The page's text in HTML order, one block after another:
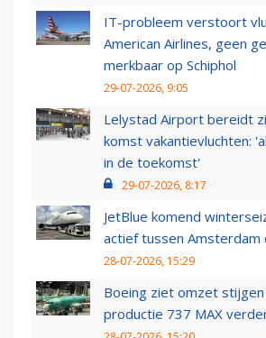
IT-probleem verstoort
American Airlines, geen
merkbaar op Schiphol
29-07-2026, 9:05
Lelystad Airport bereidt
komst vakantievluchten:
in de toekomst'
29-07-2026, 8:17
JetBlue komend
actief tussen Amsterdam
28-07-2026, 15:29
Boeing ziet omzet
productie 737 MAX